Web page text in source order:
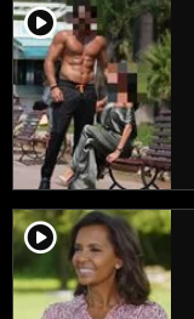
player2
player2